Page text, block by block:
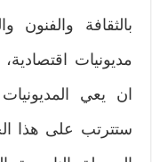
بالثقافة
مديونيات
ان يعي
ستترتب على هذا